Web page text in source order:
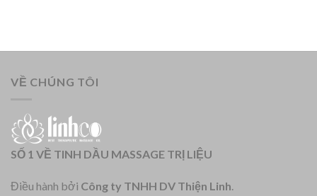
VỀ CHÚNG TÔI
SỐ 1 VỀ TINH DẦU MASSAGE TRỊ LIỆU
Điều hành bởi Công ty TNHH DV Thiện Linh.